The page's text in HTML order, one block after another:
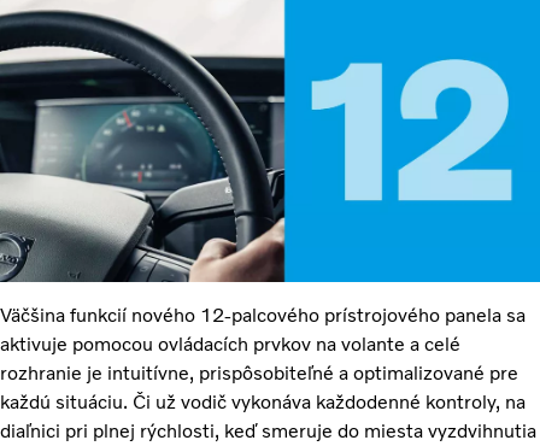
Väčšina funkcií nového 12-palcového prístrojového panela sa
aktivuje pomocou ovládacích prvkov na volante a celé
rozhranie je intuitívne, prispôsobiteľné a optimalizované pre
každú situáciu. Či už vodič vykonáva každodenné kontroly, na
diaľnici pri plnej rýchlosti, keď smeruje do miesta vyzdvihnutia